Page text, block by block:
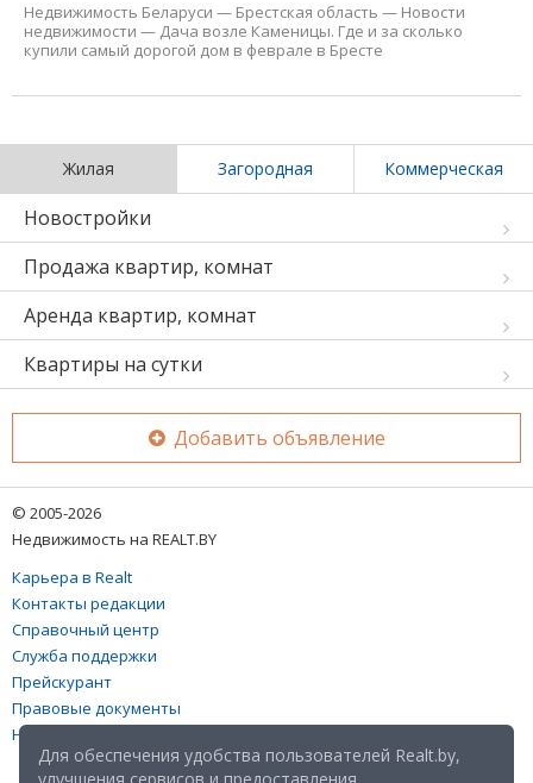
Недвижимость Беларуси — Брестская область — Новости
недвижимости — Дача возле Каменицы. Где и за сколько
купили самый дорогой дом в феврале в Бресте
Жилая Загородная Коммерческая
Новостройки
Продажа квартир, комнат
Аренда квартир, комнат
Квартиры на сутки
Добавить объявление
© 2005-2026
Недвижимость на REALT.BY
Карьера в Realt
Контакты редакции
Справочный центр
Служба поддержки
Прейскурант
Правовые документы
Настройка файлов cookies
Для обеспечения удобства пользователей Realt.by,